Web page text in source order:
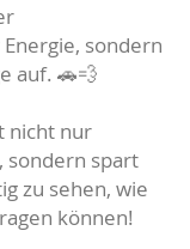
sondern
auf. 🚗💨
nicht nur
sondern spart
zu sehen, wie
können!